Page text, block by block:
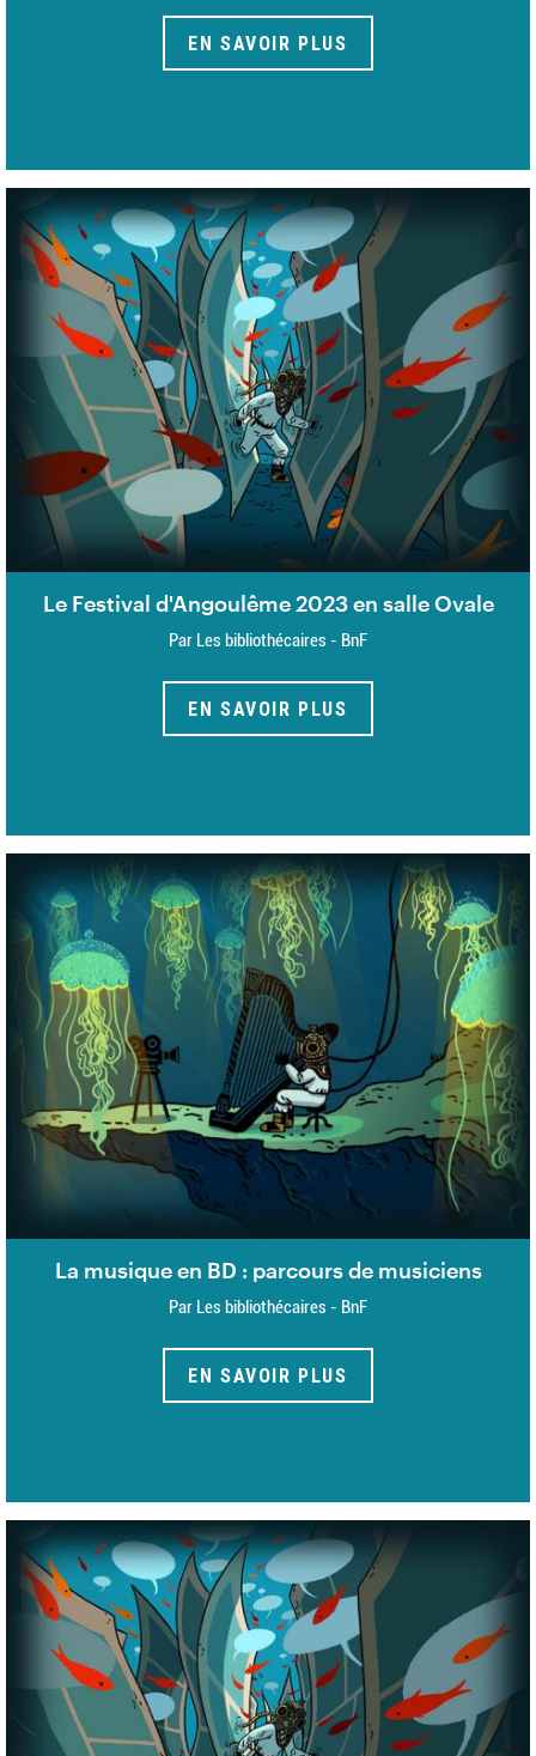
EN SAVOIR PLUS
Le Festival d'Angoulême 2023 en salle Ovale
Par Les bibliothécaires - BnF
EN SAVOIR PLUS
La musique en BD : parcours de musiciens
Par Les bibliothécaires - BnF
EN SAVOIR PLUS